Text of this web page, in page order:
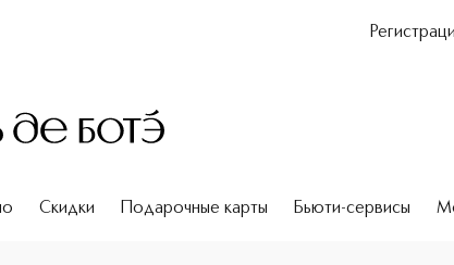
Скидки Подарочные карты Бьюти-сервисы